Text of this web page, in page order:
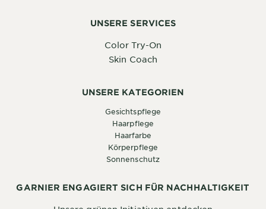
UNSERE SERVICES
Color Try-On
Skin Coach
UNSERE KATEGORIEN
Gesichtspflege
Haarpflege
Haarfarbe
Körperpflege
Sonnenschutz
GARNIER ENGAGIERT SICH FÜR NACHHALTIGKEIT